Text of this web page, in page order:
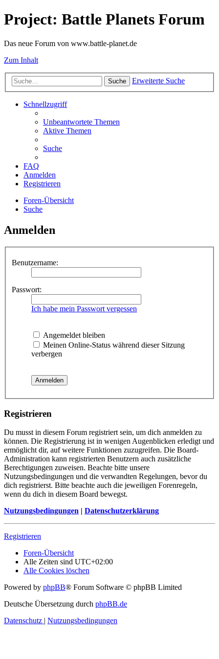
Project: Battle Planets Forum
Das neue Forum von www.battle-planet.de
Zum Inhalt
Suche Erweiterte Suche
Schnellzugriff
Unbeantwortete Themen
Aktive Themen
Suche
FAQ
Anmelden
Registrieren
Foren-Übersicht
Suche
Anmelden
Benutzername:
Passwort:
Ich habe mein Passwort vergessen
Angemeldet bleiben
Meinen Online-Status während dieser Sitzung
verbergen
Registrieren
Du musst in diesem Forum registriert sein, um dich anmelden zu
können. Die Registrierung ist in wenigen Augenblicken erledigt und
ermöglicht dir, auf weitere Funktionen zuzugreifen. Die Board-
Administration kann registrierten Benutzern auch zusätzliche
Berechtigungen zuweisen. Beachte bitte unsere
Nutzungsbedingungen und die verwandten Regelungen, bevor du
dich registrierst. Bitte beachte auch die jeweiligen Forenregeln,
wenn du dich in diesem Board bewegst.
Nutzungsbedingungen | Datenschutzerklärung
Registrieren
Foren-Übersicht
Alle Zeiten sind UTC+02:00
Alle Cookies löschen
Powered by phpBB® Forum Software © phpBB Limited
Deutsche Übersetzung durch phpBB.de
Datenschutz | Nutzungsbedingungen